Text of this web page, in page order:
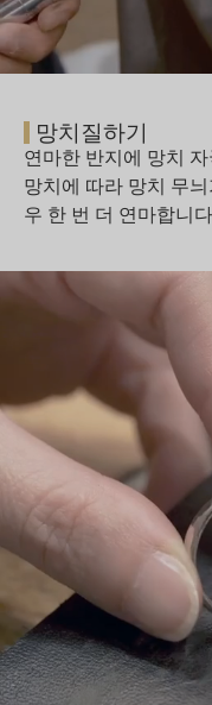
망치질하기
연마한 반지에 망치
망치에 따라 망치 무
우 한 번 더 연마합니